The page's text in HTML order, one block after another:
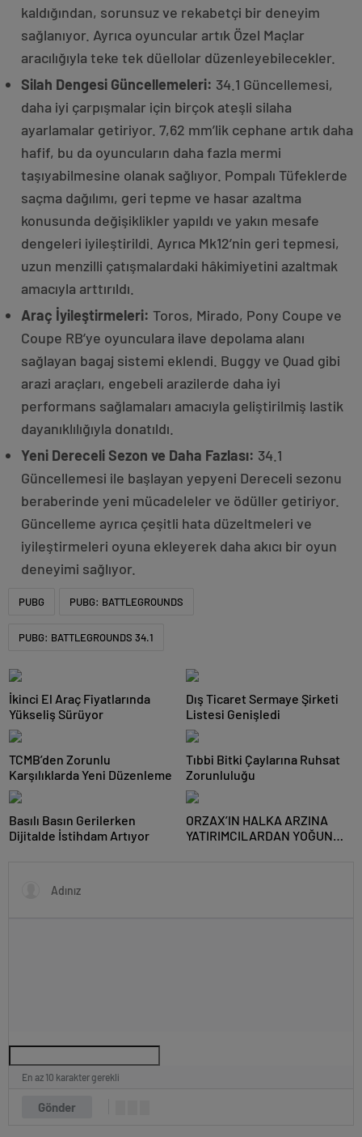
kaldığından, sorunsuz ve rekabetçi bir deneyim
sağlanıyor. Ayrıca oyuncular artık Özel Maçlar
aracılığıyla teke tek düellolar düzenleyebilecekler.
Silah Dengesi Güncellemeleri: 34.1 Güncellemesi,
daha iyi çarpışmalar için birçok ateşli silaha
ayarlamalar getiriyor. 7,62 mm’lik cephane artık daha
hafif, bu da oyuncuların daha fazla mermi
taşıyabilmesine olanak sağlıyor. Pompalı Tüfeklerde
saçma dağılımı, geri tepme ve hasar azaltma
konusunda değişiklikler yapıldı ve yakın mesafe
dengeleri iyileştirildi. Ayrıca Mk12’nin geri tepmesi,
uzun menzilli çatışmalardaki hâkimiyetini azaltmak
amacıyla arttırıldı.
Araç İyileştirmeleri: Toros, Mirado, Pony Coupe ve
Coupe RB’ye oyunculara ilave depolama alanı
sağlayan bagaj sistemi eklendi. Buggy ve Quad gibi
arazi araçları, engebeli arazilerde daha iyi
performans sağlamaları amacıyla geliştirilmiş lastik
dayanıklılığıyla donatıldı.
Yeni Dereceli Sezon ve Daha Fazlası: 34.1
Güncellemesi ile başlayan yepyeni Dereceli sezonu
beraberinde yeni mücadeleler ve ödüller getiriyor.
Güncelleme ayrıca çeşitli hata düzeltmeleri ve
iyileştirmeleri oyuna ekleyerek daha akıcı bir oyun
deneyimi sağlıyor.
PUBG PUBG: BATTLEGROUNDS
PUBG: BATTLEGROUNDS 34.1
İkinci El Araç Fiyatlarında
Yükseliş Sürüyor
Dış Ticaret Sermaye Şirketi
Listesi Genişledi
TCMB’den Zorunlu
Karşılıklarda Yeni Düzenleme
Tıbbi Bitki Çaylarına Ruhsat
Zorunluluğu
Basılı Basın Gerilerken
Dijitalde İstihdam Artıyor
ORZAX’IN HALKA ARZINA
YATIRIMCILARDAN YOĞUN
Gönder
En az 10 karakter gerekli